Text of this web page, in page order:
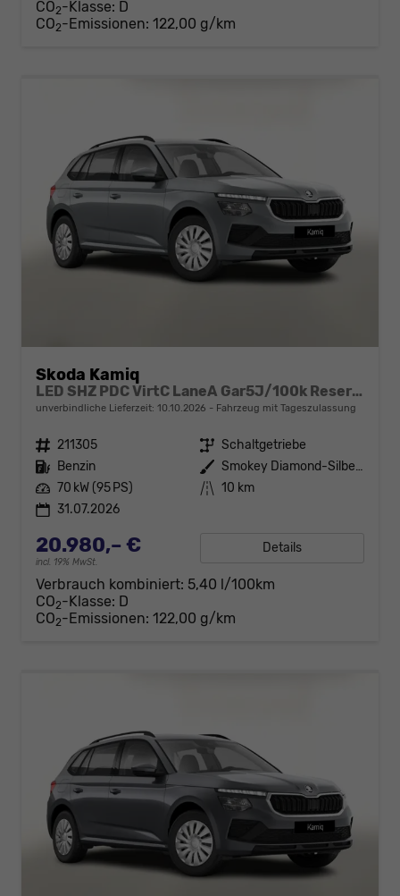
CO2-Klasse: D
CO2-Emissionen: 122,00 g/km
Skoda Kamiq
LED SHZ PDC VirtC LaneA Gar5J/100k Reserve
unverbindliche Lieferzeit: 10.10.2026 Fahrzeug mit Tageszulassung
Fahrzeugnr. 211305 Getriebe Schaltgetriebe
Kraftstoff Benzin Außenfarbe
Smokey Diamond-Silber Metallic
Leistung 70 kW (95 PS) Kilometerstand 10 km
31.07.2026
20.980,– €
incl. 19% MwSt.
Details
Verbrauch kombiniert: 5,40 l/100km
CO2-Klasse: D
CO2-Emissionen: 122,00 g/km